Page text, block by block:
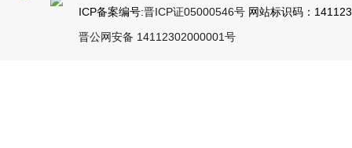
ICP备案编号:晋ICP证05000546号 网站标识码：
晋公网安备 14112302000001号